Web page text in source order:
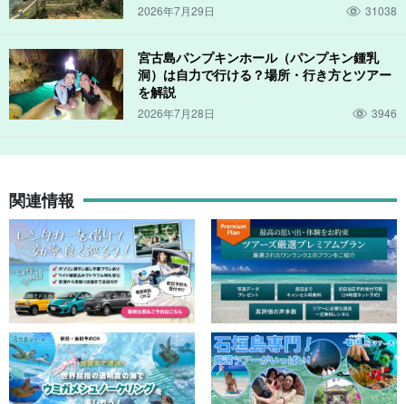
い）
⬇︎相乗りのツアーはこちら⬇︎
【宮古島/平良港発着/約4時間】市街地近くでアクセス
所要時間：約4時間
2026年7月29日 31038
宮古島パンプキンホール（パンプキン鍾乳
洞）は自力で行ける？場所・行き方とツアー
を解説
2026年7月28日 3946
関連情報